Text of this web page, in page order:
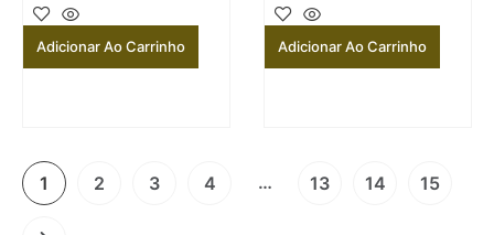
Adicionar Ao Carrinho Adicionar Ao Carrinho
1 2 3 4 … 13 14 15